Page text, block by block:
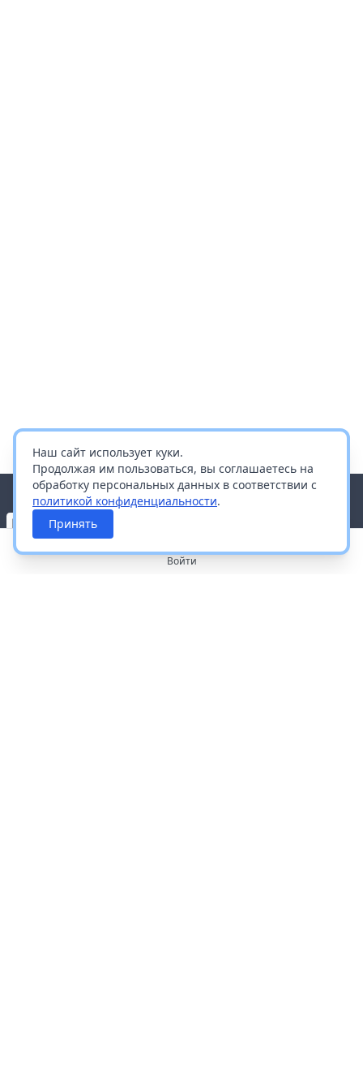
Наш сайт использует куки.
Продолжая им пользоваться, вы соглашаетесь на
обработку персональных данных в соответствии с
политикой конфиденциальности.
Принять
Войти